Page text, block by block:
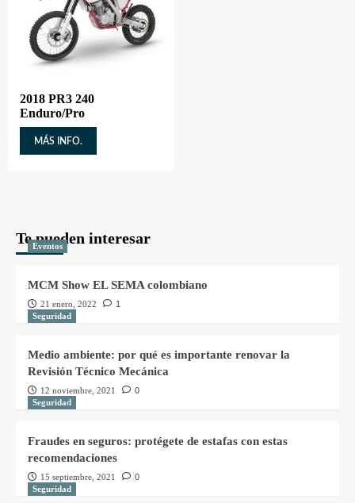
2018 PR3 240
Enduro/Pro
MÁS INFO.
Te pueden interesar
Eventos
MCM Show EL SEMA colombiano
21 enero, 2022
1
Seguridad
Medio ambiente: por qué es importante renovar la
Revisión Técnico Mecánica
12 noviembre, 2021
0
Seguridad
Fraudes en seguros: protégete de estafas con estas
recomendaciones
15 septiembre, 2021
0
Seguridad